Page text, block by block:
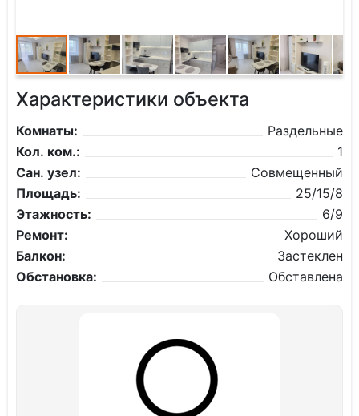
Характеристики объекта
Комнаты:
Раздельные
Кол. ком.:
1
Сан. узел:
Совмещенный
Площадь:
25/15/8
Этажность:
6/9
Ремонт:
Хороший
Балкон:
Застеклен
Обстановка:
Обставлена